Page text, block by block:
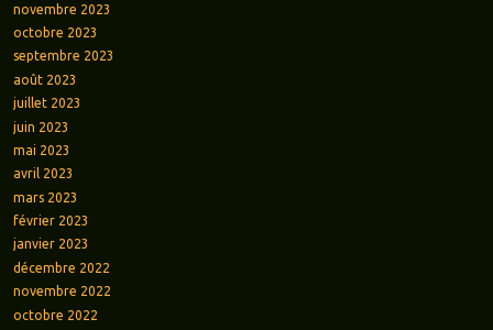
novembre 2023
octobre 2023
septembre 2023
août 2023
juillet 2023
juin 2023
mai 2023
avril 2023
mars 2023
février 2023
janvier 2023
décembre 2022
novembre 2022
octobre 2022